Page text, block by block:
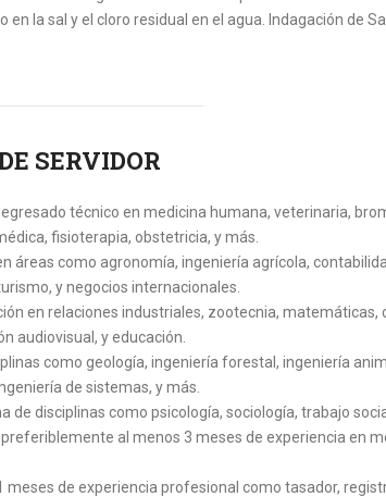
en la sal y el cloro residual en el agua. Indagación de
SERVIDOR
técnico en medicina humana, veterinaria,
fisioterapia, obstetricia, y más.
áreas como agronomía, ingeniería agrícola,
y negocios internacionales.
en relaciones industriales, zootecnia, matemáticas,
audiovisual, y educación.
como geología, ingeniería forestal, ingeniería
de sistemas, y más.
de disciplinas como psicología, sociología, trabajo
preferiblemente al menos 3 meses de experiencia en
meses de experiencia profesional como tasador,